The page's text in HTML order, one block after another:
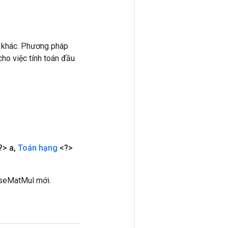
Phương pháp
việc tính toán đầu
a, Toán hạng <?>
mới.